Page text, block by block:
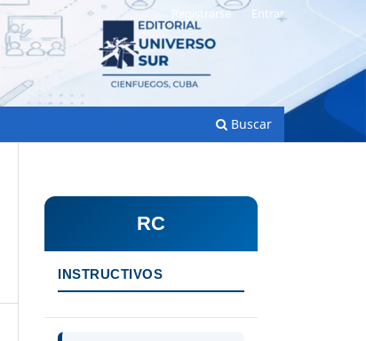
Buscar
Registrarse Entrar
RC
INSTRUCTIVOS